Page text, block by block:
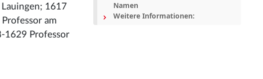
1617
am
1629 Professor
Namen
Weitere Informationen: